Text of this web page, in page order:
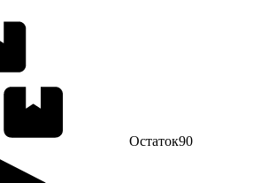
Остаток90